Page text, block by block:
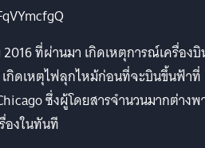
ที่ผ่านมา เกิดเหตุการณ์เครื่อง
เกิดเหตุไฟลุกไหม้ก่อนที่จะบินขึ้นฟ้าที่
ซึ่งผู้โดยสารจำนวนมากต่างพ
งในทันที